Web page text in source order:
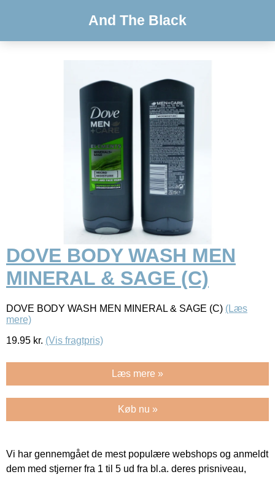
And The Black
DOVE BODY WASH MEN
MINERAL & SAGE (C)
DOVE BODY WASH MEN MINERAL & SAGE (C) (Læs
mere)
19.95 kr. (Vis fragtpris)
Læs mere »
Køb nu »
Vi har gennemgået de mest populære webshops og anmeldt
dem med stjerner fra 1 til 5 ud fra bl.a. deres prisniveau,